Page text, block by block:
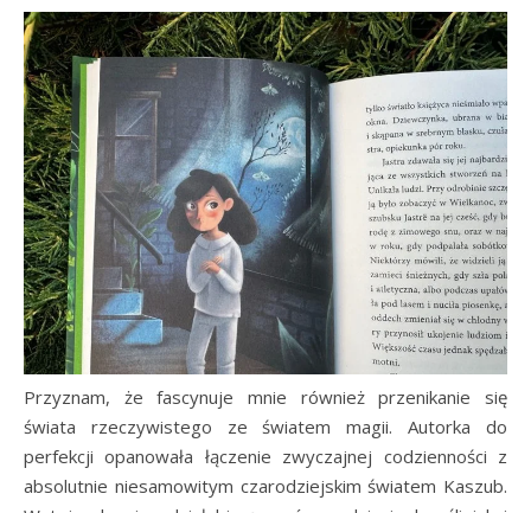
Przyznam, że fascynuje mnie również przenikanie się
świata rzeczywistego ze światem magii. Autorka do
perfekcji opanowała łączenie zwyczajnej codzienności z
absolutnie niesamowitym czarodziejskim światem Kaszub.